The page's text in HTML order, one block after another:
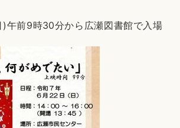
午前9時30分から広瀬図書館で入場